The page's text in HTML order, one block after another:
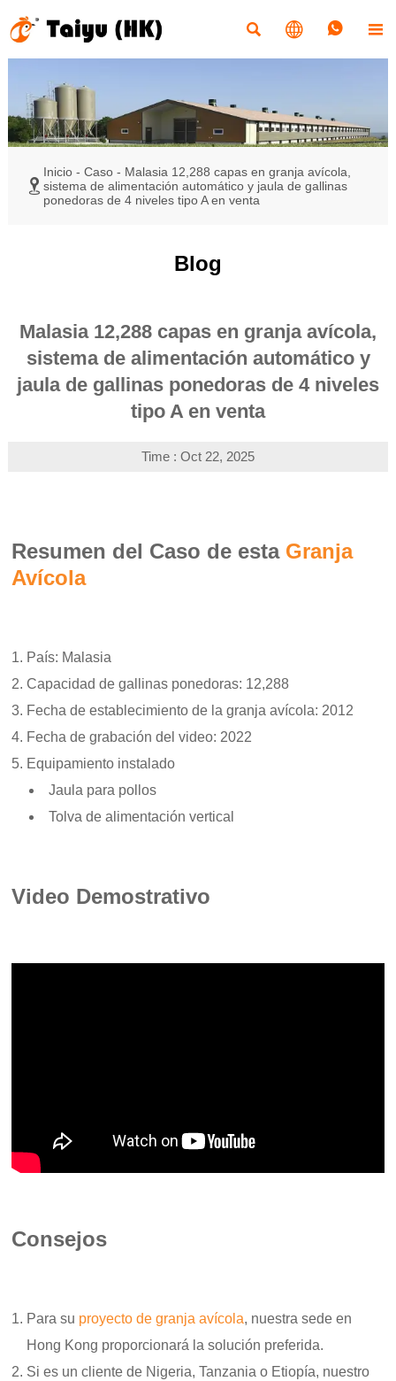
   

Inicio- Caso- Malasia 12,288 capas en granja avícola,
sistema de alimentación automático y jaula de gallinas
ponedoras de 4 niveles tipo A en venta
Blog
Malasia 12,288 capas en granja avícola,
sistema de alimentación automático y
jaula de gallinas ponedoras de 4 niveles
tipo A en venta
Time : Oct 22, 2025
Resumen del Caso de esta Granja
Avícola
País: Malasia
Capacidad de gallinas ponedoras: 12,288
Fecha de establecimiento de la granja avícola: 2012
Fecha de grabación del video: 2022
Equipamiento instalado
Jaula para pollos
Tolva de alimentación vertical
Video Demostrativo
Consejos
Para su proyecto de granja avícola, nuestra sede en
Hong Kong proporcionará la solución preferida.
Si es un cliente de Nigeria, Tanzania o Etiopía, nuestro